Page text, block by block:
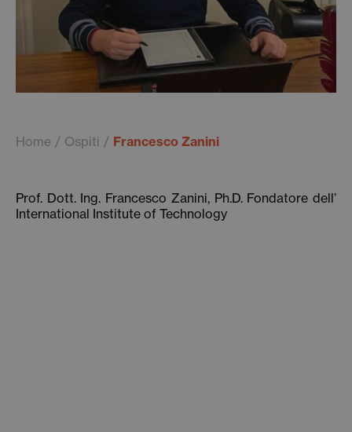
Home Ospiti Francesco Zanini
Prof. Dott. Ing. Francesco Zanini, Ph.D. Fondatore dell’
International Institute of Technology